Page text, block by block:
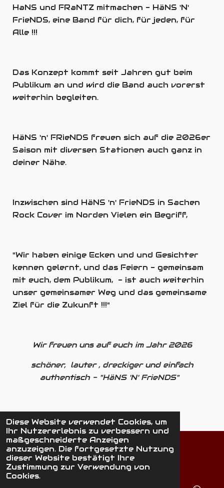
Diese Website verwendet Cookies, um
Ihr Nutzererlebnis zu verbessern und
maßgeschneiderte Anzeigen
anzuzeigen. Die fortgesetzte Nutzung
dieser Website bestätigt Ihre
Zustimmung zur Verwendung von
Cookies.
HaNS und FRaNTZ mitmachen - HäNS 'N'
FrieNDS, eine Band für dich, für jeden, für
Alle !!!
Das Konzept kommt seit Jahren gut beim
Publikum an und wird die Band auch vorerst
weiterhin begleiten.
HäNS 'n' FRieNDS freuen sich auf die 2026er
Saison mit diversen Stationen auch ganz in
deiner Nähe.
Inzwischen sind HäNS 'n' FrieNDS in Sachen
Rock Cover im Norden Vielen ein Begriff,
"Wir haben einige Ecken und und Gesichter
kennen gelernt, und das Feiern - gemeinsam
mit euch, dem Publikum, - ist auch weiterhin
unser gemeinsamer Weg und das gemeinsame
Ziel für die Zukunft !!!"
Wir freuen uns auf euch im Jahr 2026
schöner, lauter , dreckiger und einfach
authentisch - "HäNS 'N' FrieNDS"
Teilen Teilen Teilen
©2026HäNS 'N' FrieNDS